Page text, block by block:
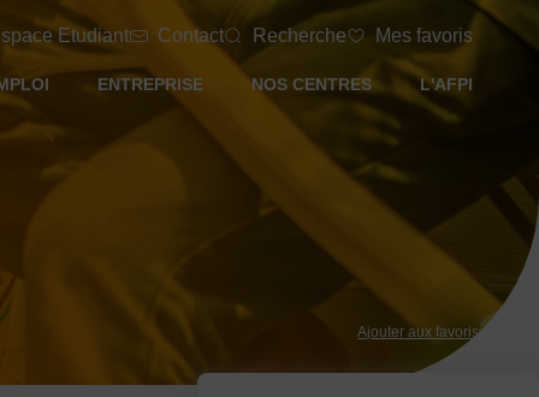
Etudiant Contact Recherche Mes favoris
ENTREPRISE NOS CENTRES L'AFPI
Ajouter aux favoris